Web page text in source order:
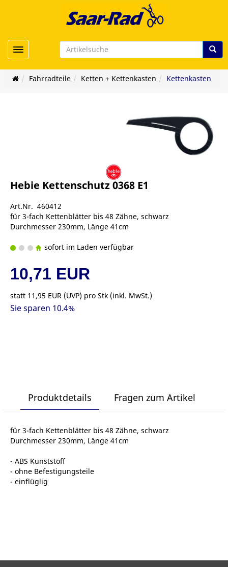
Toggle navigation
Fahrradteile Ketten + Kettenkasten Kettenkasten
Hebie Kettenschutz 0368 E1
Art.Nr. 460412
für 3-fach Kettenblätter bis 48 Zähne, schwarz
Durchmesser 230mm, Länge 41cm
sofort im Laden verfügbar
10,71 EUR
statt 11,95 EUR (UVP) pro Stk (inkl. MwSt.)
Sie sparen 10.4%
Produktdetails Fragen zum Artikel
für 3-fach Kettenblätter bis 48 Zähne, schwarz
Durchmesser 230mm, Länge 41cm
- ABS Kunststoff
- ohne Befestigungsteile
- einflüglig